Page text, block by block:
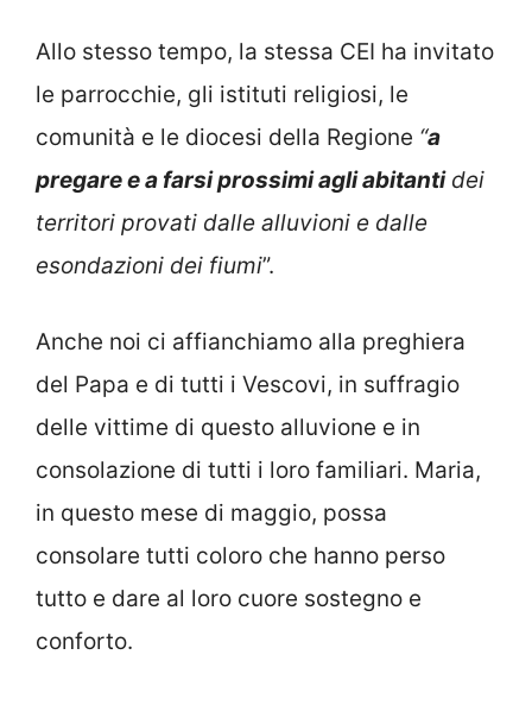
Allo stesso tempo, la stessa CEI ha invitato
le parrocchie, gli istituti religiosi, le
comunità e le diocesi della Regione “a
pregare e a farsi prossimi agli abitantidei
territori provati dalle alluvioni e dalle
esondazioni dei fiumi”.
Anche noi ci affianchiamo alla preghiera
del Papa e di tutti i Vescovi, in suffragio
delle vittime di questo alluvione e in
consolazione di tutti i loro familiari. Maria,
in questo mese di maggio, possa
consolare tutti coloro che hanno perso
tutto e dare al loro cuore sostegno e
conforto.